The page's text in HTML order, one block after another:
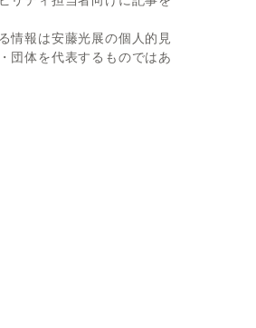
情報は安藤光展の個人的見
団体を代表するものではあ